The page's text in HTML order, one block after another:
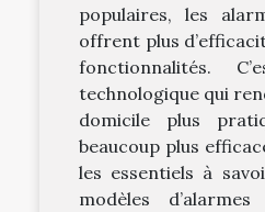
populaires, les
offrent plus
fonctionnalités.
technologique qui
domicile plus
beaucoup plus
les essentiels à
modèles